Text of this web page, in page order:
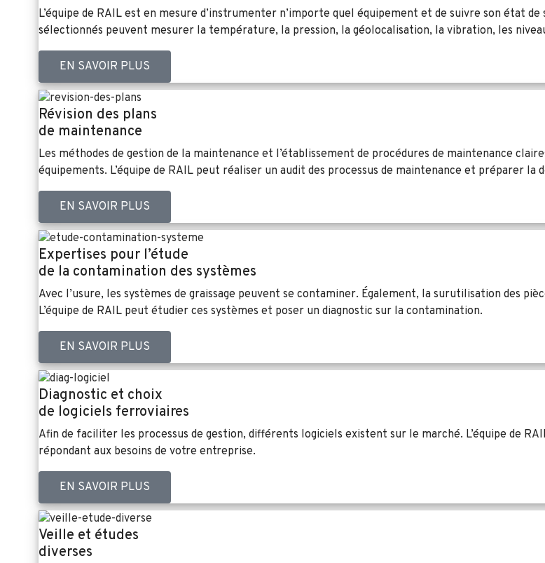
L’équipe de RAIL est en mesure d’instrumenter n’importe quel équipement et de suivre son état
sélectionnés peuvent mesurer la température, la pression, la géolocalisation, la vibration, les
EN SAVOIR PLUS
Révision des plans
de maintenance
Les méthodes de gestion de la maintenance et l’établissement de procédures de maintenance
équipements. L’équipe de RAIL peut réaliser un audit des processus de maintenance et préparer
EN SAVOIR PLUS
Expertises pour l’étude
de la contamination des systèmes
Avec l’usure, les systèmes de graissage peuvent se contaminer. Également, la surutilisation des
L’équipe de RAIL peut étudier ces systèmes et poser un diagnostic sur la contamination.
EN SAVOIR PLUS
Diagnostic et choix
de logiciels ferroviaires
Afin de faciliter les processus de gestion, différents logiciels existent sur le marché. L’équipe de
répondant aux besoins de votre entreprise.
EN SAVOIR PLUS
Veille et études
diverses